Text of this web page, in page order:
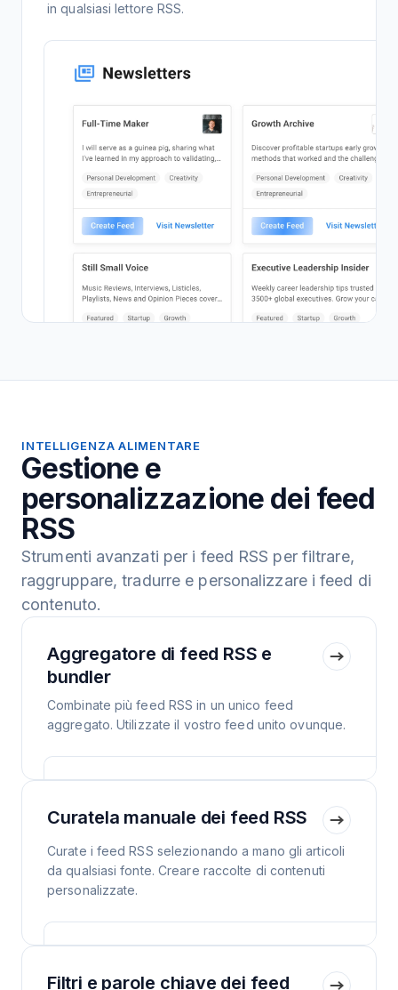
in qualsiasi lettore RSS.
INTELLIGENZA ALIMENTARE
Gestione e
personalizzazione dei feed
RSS
Strumenti avanzati per i feed RSS per filtrare,
raggruppare, tradurre e personalizzare i feed di
contenuto.
Aggregatore di feed RSS e
bundler
Combinate più feed RSS in un unico feed
aggregato. Utilizzate il vostro feed unito ovunque.
Curatela manuale dei feed RSS
Curate i feed RSS selezionando a mano gli articoli
da qualsiasi fonte. Creare raccolte di contenuti
personalizzate.
Filtri e parole chiave dei feed